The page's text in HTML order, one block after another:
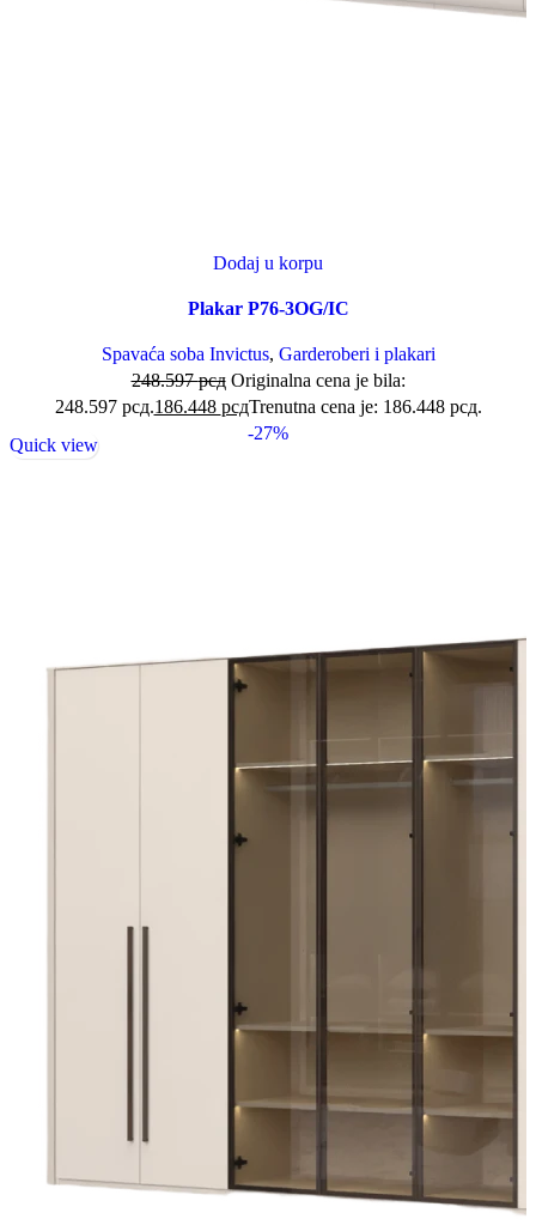
Dodaj u korpu
Plakar P76-3OG/IC
Spavaća soba Invictus, Garderoberi i plakari
248.597рсд Originalna cena je bila:
248.597 рсд.186.448 рсдTrenutna cena je: 186.448 рсд.
-27%
Quick view